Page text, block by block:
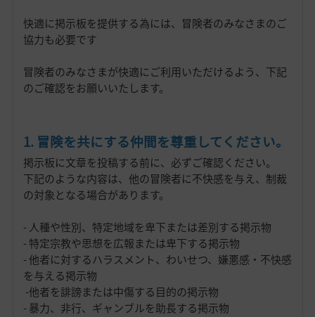
快適に掲示板を提供する為には、冒険者のみなさまのご
協力も必要です
冒険者のみなさまが快適にご利用いただけるよう、下記
のご確認をお願いいたします。
1. 冒険を共にする仲間を尊重してください。
掲示板に文章を投稿する前に、必ずご確認ください。
下記のような内容は、他の冒険者に不快感を与え、制裁
の対象となる場合があります。
- 人種や性別、特定地域を卑下または差別する掲示物
- 特定宗教や思想を広報または卑下する掲示物
- 他者に対するハラスメント、わいせつ、嫌悪感・不快感
を与える掲示物
-他者を誹謗または中傷する目的の掲示物
- 暴力、非行、ギャンブルを助長する掲示物